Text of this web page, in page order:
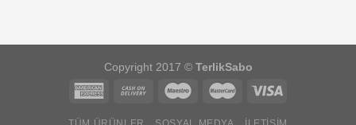
Copyright 2017 © TerlikSabo